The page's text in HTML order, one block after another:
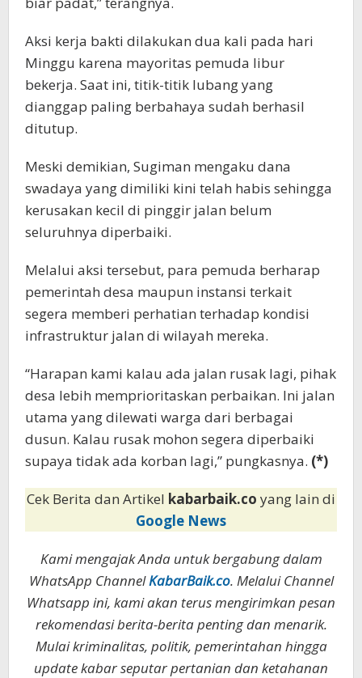
Aksi kerja bakti dilakukan dua kali pada hari
Minggu karena mayoritas pemuda libur
bekerja. Saat ini, titik-titik lubang yang
dianggap paling berbahaya sudah berhasil
ditutup.
Meski demikian, Sugiman mengaku dana
swadaya yang dimiliki kini telah habis sehingga
kerusakan kecil di pinggir jalan belum
seluruhnya diperbaiki.
Melalui aksi tersebut, para pemuda berharap
pemerintah desa maupun instansi terkait
segera memberi perhatian terhadap kondisi
infrastruktur jalan di wilayah mereka.
“Harapan kami kalau ada jalan rusak lagi, pihak
desa lebih memprioritaskan perbaikan. Ini jalan
utama yang dilewati warga dari berbagai
dusun. Kalau rusak mohon segera diperbaiki
supaya tidak ada korban lagi,” pungkasnya. (*)
Cek Berita dan Artikel kabarbaik.co yang lain di
Google News
Kami mengajak Anda untuk bergabung dalam
WhatsApp ChannelKabarBaik.co. Melalui Channel
Whatsapp ini, kami akan terus mengirimkan pesan
rekomendasi berita-berita penting dan menarik.
Mulai kriminalitas, politik, pemerintahan hingga
update kabar seputar pertanian dan ketahanan